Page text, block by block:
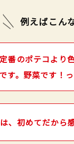
例えばこん
番のポテコより
す。野菜です！
、初めてだから